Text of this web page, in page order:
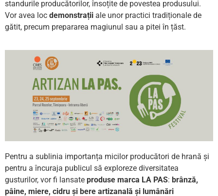
standurile producătorilor, însoțite de povestea produsului.
Vor avea loc demonstrații ale unor practici tradiționale de
gătit, precum prepararea magiunul sau a pitei în țăst.
Pentru a sublinia importanța micilor producători de hrană și
pentru a încuraja publicul să exploreze diversitatea
gusturilor, vor fi lansate produse marca LA PAS: brânză,
pâine, miere, cidru și bere artizanală și lumânări